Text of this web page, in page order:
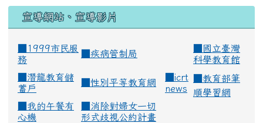
宣導網站、宣導影片
■1999市民服
務
疾病管制局
國立臺灣
科學教育館
潛龍教育儲
蓄戶
性別平等教育網
icrt
news
教育部筆
順學習網
我的午餐有
心機
消除對婦女一切
形式歧視公約計畫